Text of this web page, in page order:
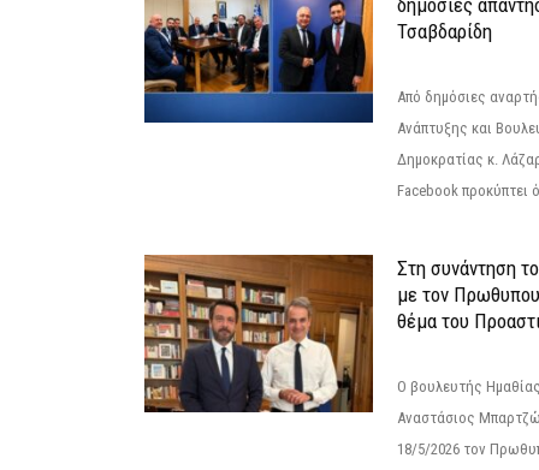
δημόσιες
Τσαβδαρίδη
Από δημόσιες
Ανάπτυξης και
Δημοκρατίας κ.
Facebook προκύπτει
Στη συνάντηση
με τον
θέμα του
Ο βουλευτής
Αναστάσιος
18/5/2026 τον